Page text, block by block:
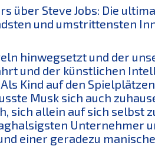
über Steve Jobs: Die
und umstrittensten
hinwegsetzt und der
und der künstlichen
Kind auf den
Musk sich auch
sich allein auf sich selbst
Unternehmer
einer geradezu